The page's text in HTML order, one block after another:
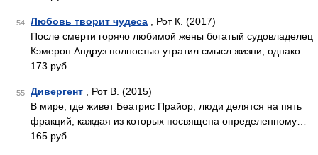
54 Любовь творит чудеса , Рот К. (2017)
После смерти горячо любимой жены богатый судовладелец
Кэмерон Андруз полностью утратил смысл жизни, однако…
173 руб
55 Дивергент , Рот В. (2015)
В мире, где живет Беатрис Прайор, люди делятся на пять
фракций, каждая из которых посвящена определенному…
165 руб